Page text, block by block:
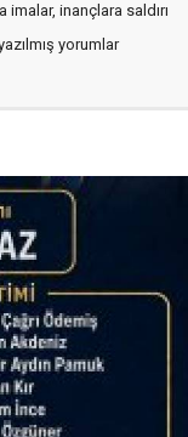
inançlara saldırı
yorumlar